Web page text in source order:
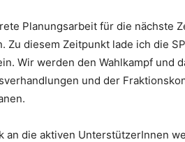
Planungsarbeit für die nächste
Zu diesem Zeitpunkt lade ich die
Wir werden den Wahlkampf und
und der
an die aktiven UnterstützerInnen